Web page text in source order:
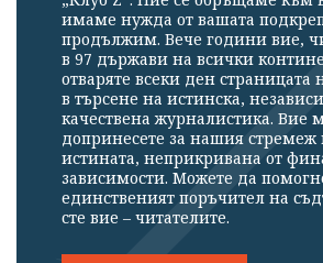
имаме нужда от вашата
продължим. Вече години вие,
в 97 държави на всички
отваряте всеки ден страницата
в търсене на истинска,
качествена журналистика. Вие
допринесете за нашия стремеж
истината, неприкривана от
зависимости. Можете да
единственият поръчител на
сте вие – читателите.